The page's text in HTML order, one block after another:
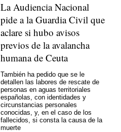
La Audiencia Nacional
pide a la Guardia Civil que
aclare si hubo avisos
previos de la avalancha
humana de Ceuta
También ha pedido que se le
detallen las labores de rescate de
personas en aguas territoriales
españolas, con identidades y
circunstancias personales
conocidas, y, en el caso de los
fallecidos, si consta la causa de la
muerte